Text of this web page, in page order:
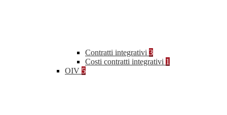
Contratti integrativi 3
Costi contratti integrativi 1
OIV 5